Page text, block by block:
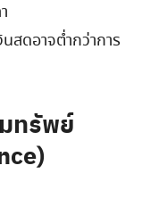
สดอาจต่ำกว่าการ
ทรัพย์